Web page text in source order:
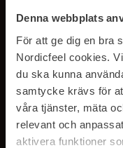
Denna webbplats
För att ge dig en bra
Nordicfeel cookies.
du ska kunna
samtycke krävs för
våra tjänster, mäta
relevant och
aktivera funktioner
SUBSCRIBE
E-mail
Ved at abonnere